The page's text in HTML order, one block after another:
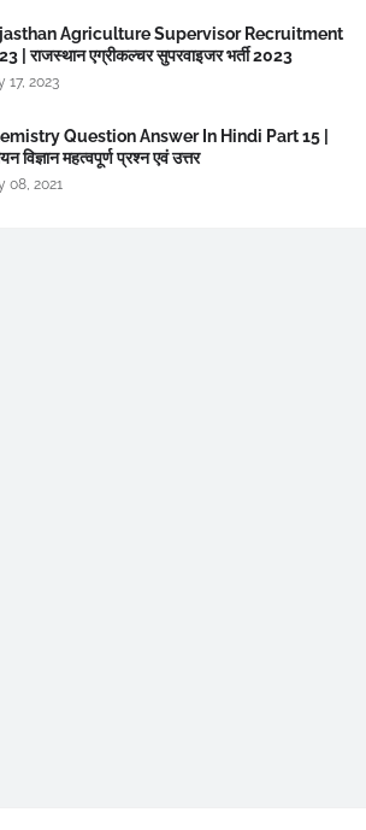
Agriculture Supervisor Recruitment
| राजस्थान एग्रीकल्चर सुपरवाइजर भर्ती 2023
17, 2023
Question Answer In Hindi Part 15 |
विज्ञान महत्वपूर्ण प्रश्न एवं उत्तर
08, 2021